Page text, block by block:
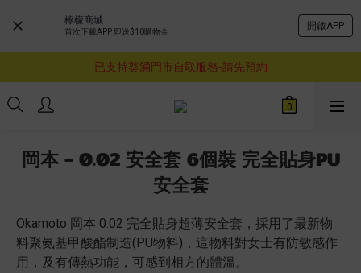
檸檬商城
首次下載APP 即送$10購物金
開啟APP
購物滿$460即享順豐免運費服務
購物滿$460即享順豐免運費服務
已支持葵涌門市自取服務-請先預約
購物滿$460即享順豐免運費服務
岡本 - 0.02 安全套 6個裝 完全貼身PU
安全套
Okamoto 岡本 0.02 完全貼身超薄安全套，採用了最新物
料聚氨基甲酸酯制造(PU物料)，這物料對女士有防敏感作
用，及有傳熱功能，可感到相方的體溫。